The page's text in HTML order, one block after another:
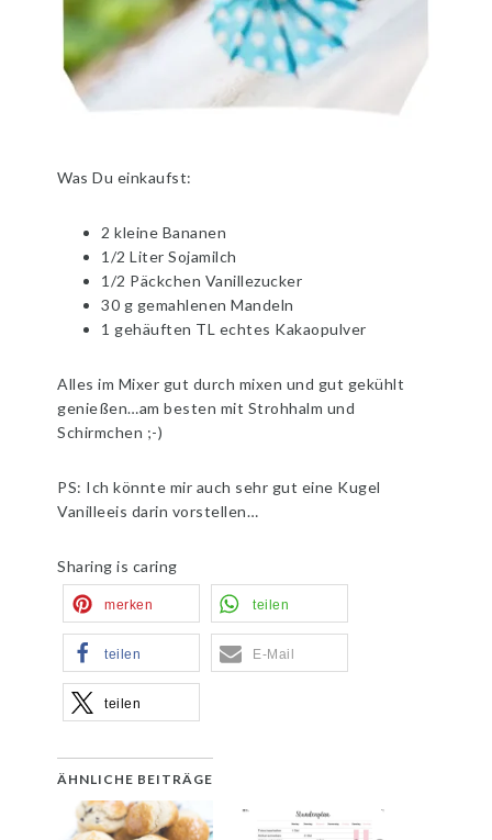
Was Du einkaufst:
2 kleine Bananen
1/2 Liter Sojamilch
1/2 Päckchen Vanillezucker
30 g gemahlenen Mandeln
1 gehäuften TL echtes Kakaopulver
Alles im Mixer gut durch mixen und gut gekühlt
genießen…am besten mit Strohhalm und
Schirmchen ;-)
PS: Ich könnte mir auch sehr gut eine Kugel
Vanilleeis darin vorstellen…
Sharing is caring
merken teilen
teilen E-Mail
teilen
ÄHNLICHE BEITRÄGE